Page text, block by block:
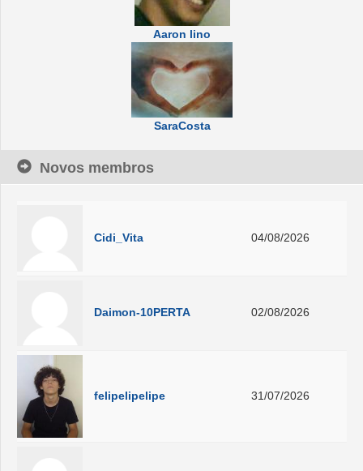
Aaron lino
SaraCosta
Novos membros
Cidi_Vita 04/08/2026
Daimon-10PERTA 02/08/2026
felipelipelipe 31/07/2026